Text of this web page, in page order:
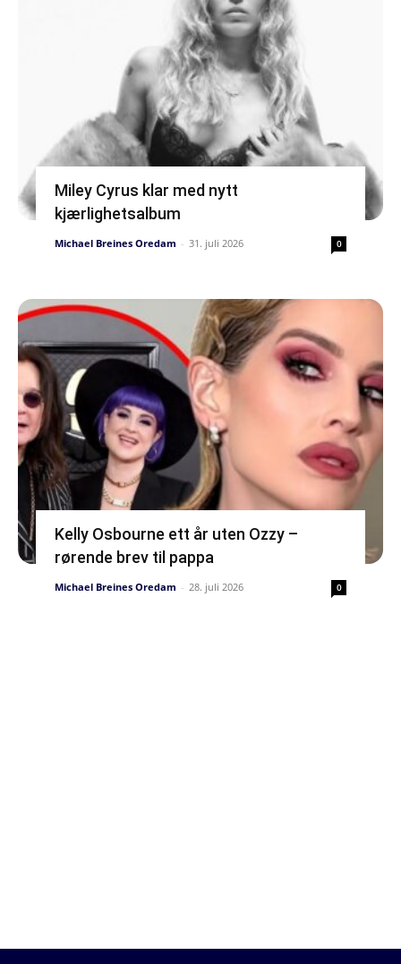
Miley Cyrus klar med nytt
kjærlighetsalbum
Michael Breines Oredam - 31. juli 2026 0
Kelly Osbourne ett år uten Ozzy –
rørende brev til pappa
Michael Breines Oredam - 28. juli 2026 0